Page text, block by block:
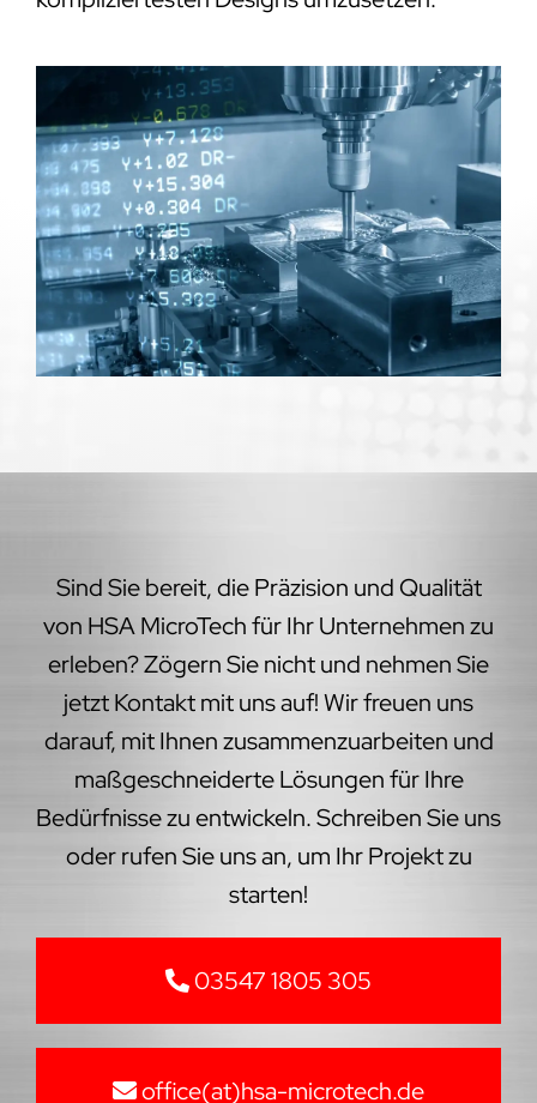
Sind Sie bereit, die Präzision und Qualität
von HSA MicroTech für Ihr Unternehmen zu
erleben? Zögern Sie nicht und nehmen Sie
jetzt Kontakt mit uns auf! Wir freuen uns
darauf, mit Ihnen zusammenzuarbeiten und
maßgeschneiderte Lösungen für Ihre
Bedürfnisse zu entwickeln. Schreiben Sie uns
oder rufen Sie uns an, um Ihr Projekt zu
starten!
03547 1805 305
office(at)hsa-microtech.de